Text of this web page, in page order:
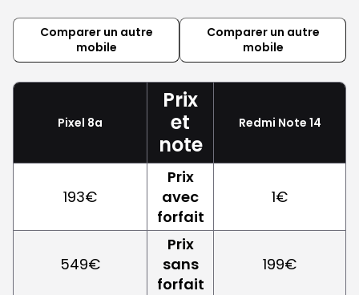
Comparer un autre
mobile
Comparer un autre
mobile
Pixel 8a
Prix
et
note
Redmi Note 14
193€
Prix
avec
forfait
1€
549€
Prix
sans
forfait
199€